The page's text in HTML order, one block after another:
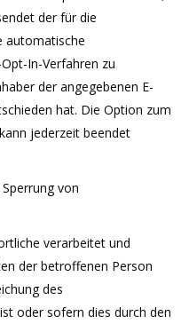
der für die
automatische
In-Verfahren zu
der angegebenen E-
hat. Die Option zum
jederzeit beendet
von
verarbeitet und
der betroffenen Person
des
oder sofern dies durch den